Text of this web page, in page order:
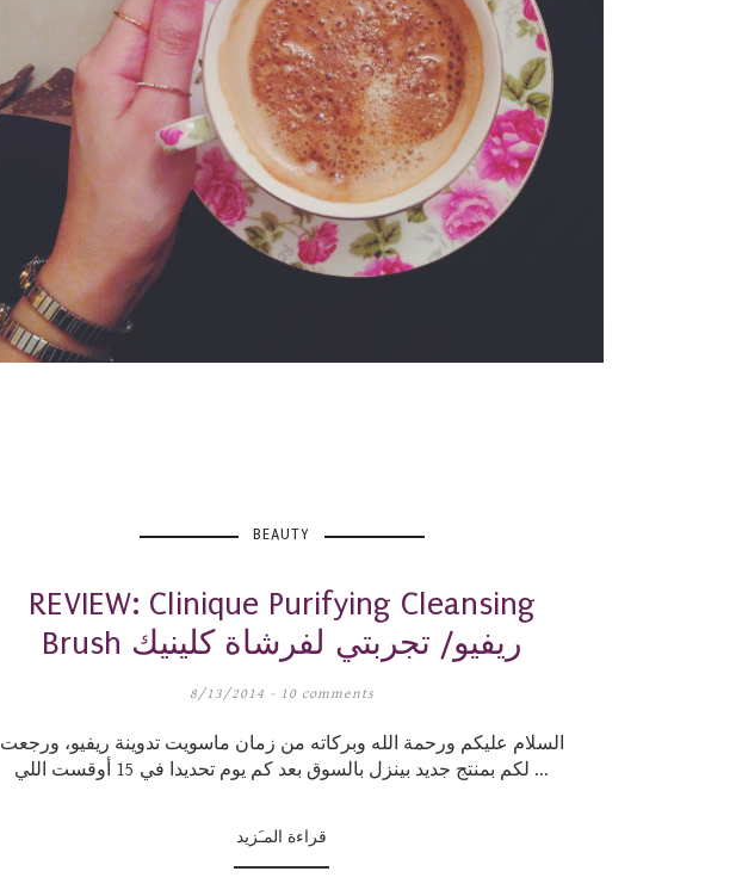
BEAUTY
REVIEW: Clinique Purifying Cleansing
Brush ريفيو/ تجربتي لفرشاة كلينيك
8/13/2014 - 10 comments
السلام عليكم ورحمة الله وبركاته من زمان ماسويت تدوينة ريفيو، ورجعت
لكم بمنتج جديد بينزل بالسوق بعد كم يوم تحديدا في 15 أوقست اللي ...
قراءة المـَزيد